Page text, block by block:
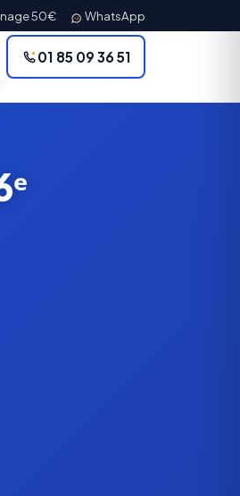
50€ WhatsApp
01 85 09 36 51